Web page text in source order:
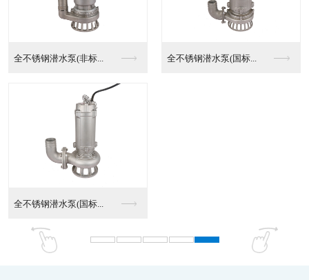
全不锈钢潜水泵(非标... 全不锈钢潜水泵(国标...
全不锈钢潜水泵(国标...